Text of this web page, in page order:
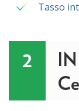
Tasso
2